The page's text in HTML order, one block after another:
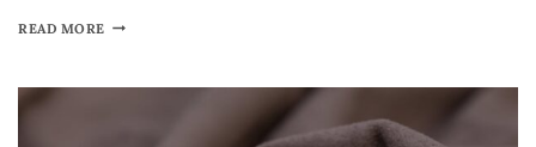
READ MORE